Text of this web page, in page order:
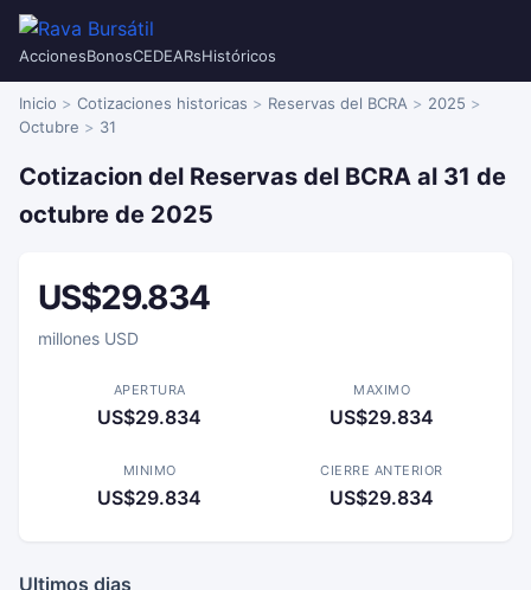
AccionesBonosCEDEARsHistóricos
Inicio Cotizaciones historicas Reservas del BCRA
2025
Octubre
31
Cotizacion del Reservas del BCRA al 31 de
octubre de 2025
US$29.834
millones USD
APERTURA
US$29.834
MAXIMO
US$29.834
MINIMO
US$29.834
CIERRE ANTERIOR
US$29.834
Ultimos dias